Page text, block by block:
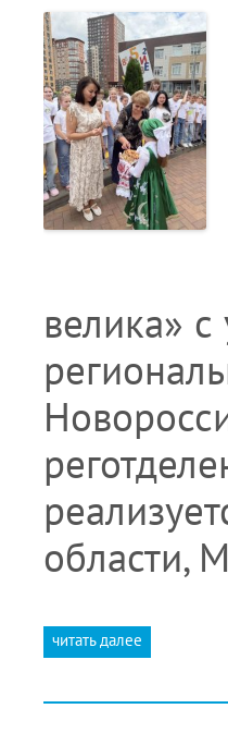
велика»
области,
читать далее